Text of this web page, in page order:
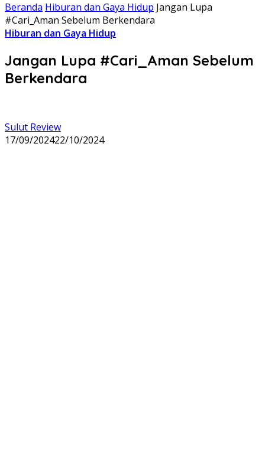
Beranda Hiburan dan Gaya Hidup Jangan Lupa
#Cari_Aman Sebelum Berkendara
Hiburan dan Gaya Hidup
Jangan Lupa #Cari_Aman Sebelum
Berkendara
Sulut Review
17/09/202422/10/2024